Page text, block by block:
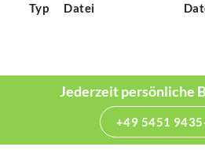
Typ Datei
Jederzeit persönliche
+49 5451